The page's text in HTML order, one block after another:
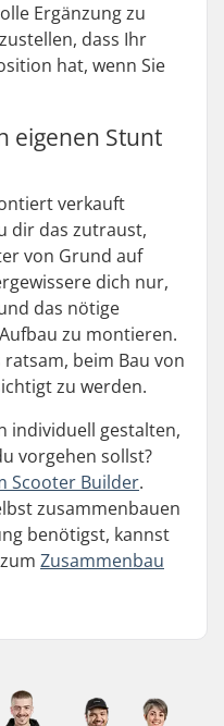
Ergänzung zu
dass Ihr
hat, wenn Sie
eigenen Stunt
verkauft
dir das zutraust,
von Grund auf
dich nur,
das nötige
zu montieren.
beim Bau von
zu werden.
individuell gestalten,
vorgehen sollst?
Scooter Builder.
zusammenbauen
benötigst, kannst
Zusammenbau